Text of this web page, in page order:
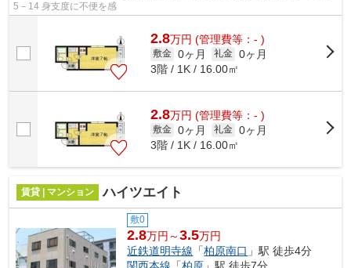
5－14 身支度に不便を感
2.8万円 (管理費等：- )
敷金 0ヶ月 礼金 0ヶ月
3階 / 1K / 16.00㎡
2.8万円 (管理費等：- )
敷金 0ヶ月 礼金 0ヶ月
3階 / 1K / 16.00㎡
賃貸 | マンション ハイツエイト
敷0
2.8万円～3.5万円
近鉄道明寺線 「柏原南口 」駅 徒歩4分